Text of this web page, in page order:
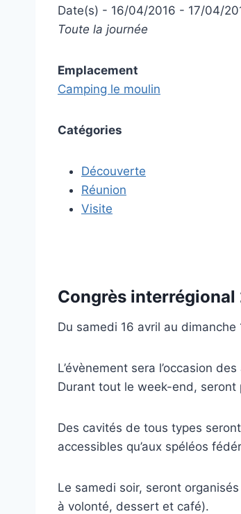
Date(s) - 16/04/2016 - 17/04/
Toute la journée
Emplacement
Camping le moulin
Catégories
Découverte
Réunion
Visite
Congrès
Du samedi 16 avril au
L’évènement sera l’occasion
Durant tout le week-end,
Des cavités de tous types
accessibles qu’aux spéléos
Le samedi soir, seront
à volonté, dessert et café).